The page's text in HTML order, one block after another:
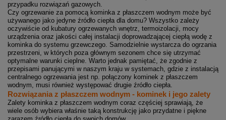
przypadku rozwiązań gazowych.
Czy ogrzewanie za pomocą kominka z płaszczem wodnym może być
używanego jako jedyne źródło ciepła dla domu? Wszystko zależy
oczywiście od kubatury ogrzewanych wnętrz, termoizolacji, mocy
urządzenia oraz jakości całej instalacji doprowadzającej ciepłą wodę z
kominka do systemu grzewczego. Samodzielnie wystarcza do ogrzania
przestrzeni, w których poza głównym sezonem chce się utrzymać
optymalne warunki cieplne. Warto jednak pamiętać, że zgodnie z
przepisami panującymi w naszym kraju w systemach, gdzie z instalacją
centralnego ogrzewania jest np. połączony kominek z płaszczem
wodnym, musi również występować drugie źródło ciepła.
Rozwiązania z płaszczem wodnym - kominek i jego zalety
Zalety kominka z płaszczem wodnym coraz częściej sprawiają, że
wiele osób wybiera właśnie taką konstrukcję jako przydatne i piękne